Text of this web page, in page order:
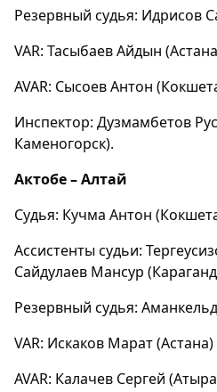
Резервный судья: Идрисов
VAR: Тасыбаев Айдын
AVAR: Сысоев Антон
Инспектор: Дузмамбетов
Каменогорск).
Актобе – Алтай
Судья: Кучма Антон
Ассистенты судьи:
Сайдулаев Мансур
Резервный судья:
VAR: Искаков Марат (Астана)
AVAR: Калачев Сергей